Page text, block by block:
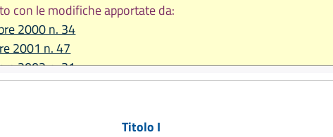
con le modifiche apportate da:
2000 n. 34
2001 n. 47
2002 n. 31
2002 n. 37
Titolo I